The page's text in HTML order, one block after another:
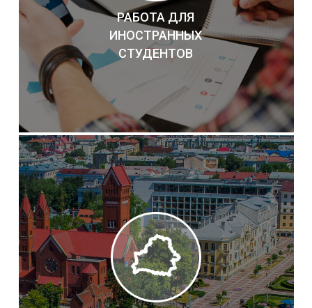
РАБОТА ДЛЯ
ИНОСТРАННЫХ
СТУДЕНТОВ